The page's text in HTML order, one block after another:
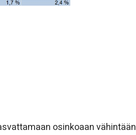
osinkoaan vähintään